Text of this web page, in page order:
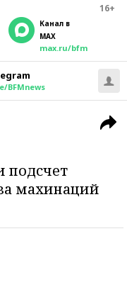
16+
Канал в
MAX
max.ru/bfm
BFMnews
подсчет
махинаций